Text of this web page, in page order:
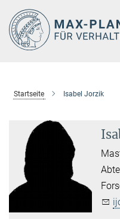
Hauptinhalt
Startseite Isabel Jorzik